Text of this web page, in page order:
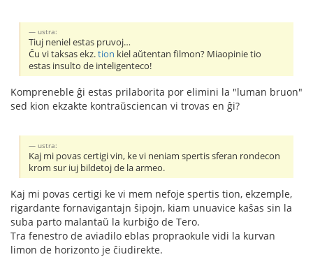
ustra:
Tiuj neniel estas pruvoj…
Ĉu vi taksas ekz.tion kiel aŭtentan filmon? Miaopinie tio
estas insulto de inteligenteco!
Kompreneble ĝi estas prilaborita por elimini la "luman bruon"
sed kion ekzakte kontraŭsciencan vi trovas en ĝi?
ustra:
Kaj mi povas certigi vin, ke vi neniam spertis sferan rondecon
krom sur iuj bildetoj de la armeo.
Kaj mi povas certigi ke vi mem nefoje spertis tion, ekzemple,
rigardante fornavigantajn ŝipojn, kiam unuavice kaŝas sin la
suba parto malantaŭ la kurbiĝo de Tero.
Tra fenestro de aviadilo eblas propraokule vidi la kurvan
limon de horizonto je ĉiudirekte.